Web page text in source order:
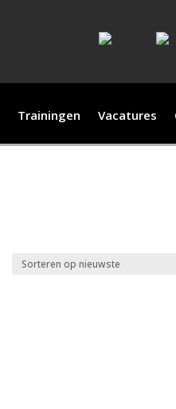
Trainingen Vacatures